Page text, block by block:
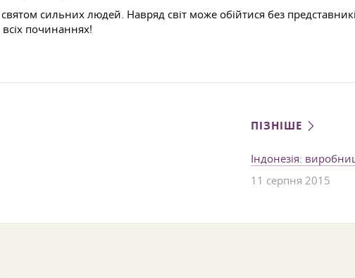
сильних людей. Навряд світ може обійтися без
всіх починаннях!
ПІЗНІШЕ
Індонезія:
11 серпня 2015